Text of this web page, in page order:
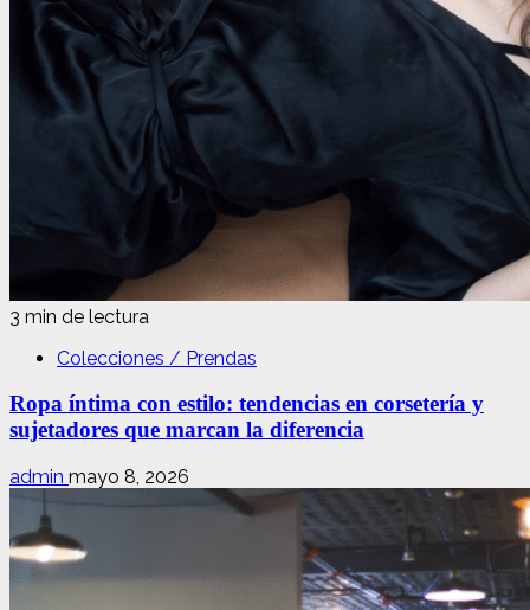
3 min de lectura
Colecciones / Prendas
Ropa íntima con estilo: tendencias en corsetería y
sujetadores que marcan la diferencia
admin mayo 8, 2026